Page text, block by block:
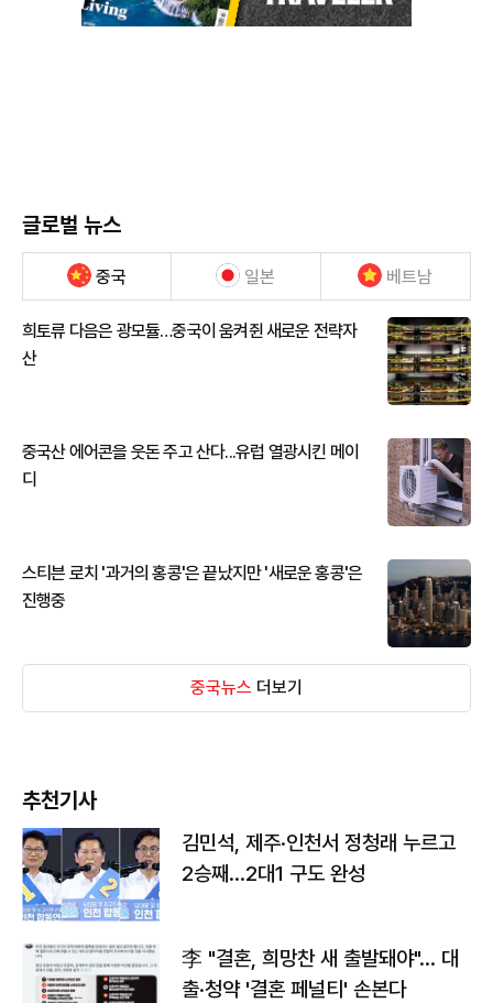
글로벌 뉴스
중국 일본 베트남
희토류 다음은 광모듈…중국이 움켜쥔 새로운 전략자
산
중국산 에어콘을 웃돈 주고 산다...유럽 열광시킨 메이
디
스티븐 로치 '과거의 홍콩'은 끝났지만 '새로운 홍콩'은
진행중
중국뉴스 더보기
추천기사
김민석, 제주·인천서 정청래 누르고
2승째…2대1 구도 완성
李 "결혼, 희망찬 새 출발돼야"… 대
출·청약 '결혼 페널티' 손본다